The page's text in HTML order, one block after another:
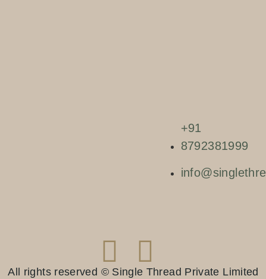
+91
8792381999
All rights reserved © Single Thread Private Limited